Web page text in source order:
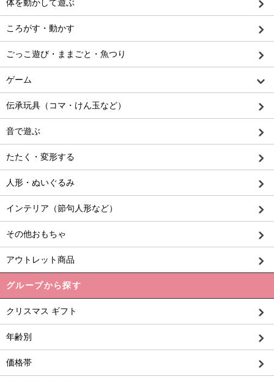
体を動かして遊ぶ
ころがす・動かす
ごっこ遊び・ままごと・魚つり
ゲーム
伝承玩具（コマ・けん玉など）
音で遊ぶ
たたく・変形する
人形・ぬいぐるみ
インテリア（節句人形など）
その他おもちゃ
アウトレット商品
グループから探す
クリスマス ギフト
年齢別
価格帯